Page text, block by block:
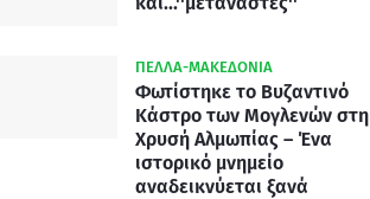
ΠΕΛΛΑ-ΜΑΚΕΔΟΝΙΑ
Φωτίστηκε το Βυζαντινό
Κάστρο των Μογλενών στη
Χρυσή Αλμωπίας – Ένα
ιστορικό μνημείο
αναδεικνύεται ξανά